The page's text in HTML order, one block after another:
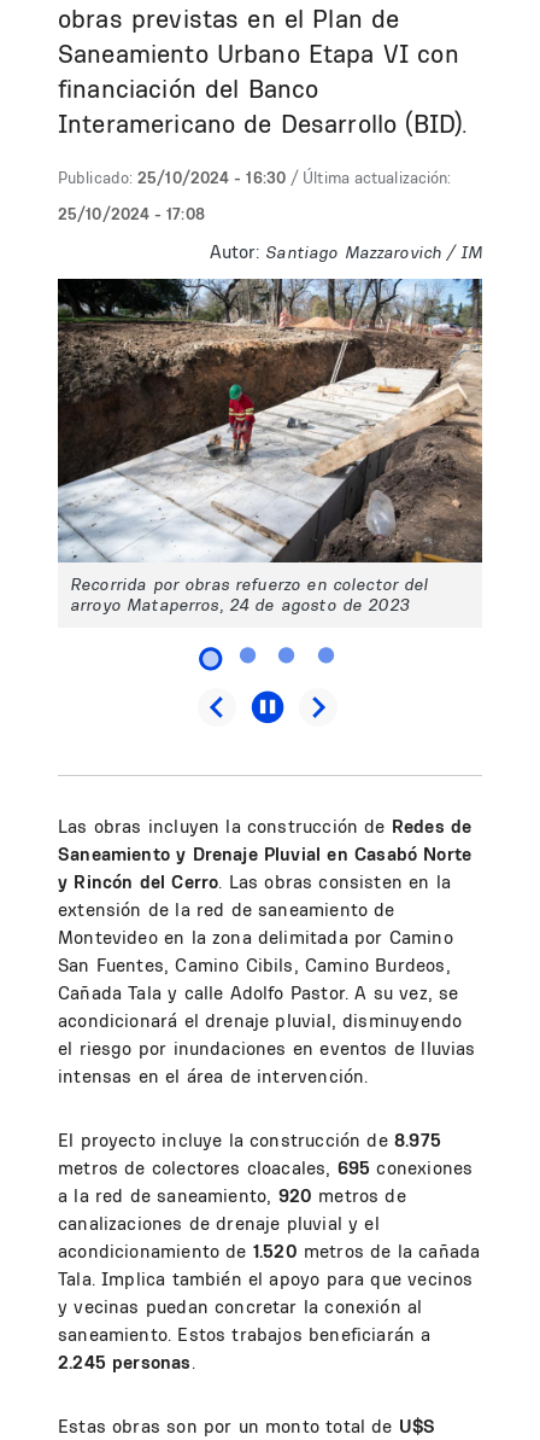
obras previstas en el Plan de
Saneamiento Urbano Etapa VI con
financiación del Banco
Interamericano de Desarrollo (BID).
Publicado: 25/10/2024 - 16:30 / Última actualización:
25/10/2024 - 17:08
Autor: Santiago Mazzarovich / IM
Recorrida por obras refuerzo en colector del
arroyo Mataperros, 24 de agosto de 2023
Las obras incluyen la construcción de Redes de
Saneamiento y Drenaje Pluvial en Casabó Norte
y Rincón del Cerro. Las obras consisten en la
extensión de la red de saneamiento de
Montevideo en la zona delimitada por Camino
San Fuentes, Camino Cibils, Camino Burdeos,
Cañada Tala y calle Adolfo Pastor. A su vez, se
acondicionará el drenaje pluvial, disminuyendo
el riesgo por inundaciones en eventos de lluvias
intensas en el área de intervención.
El proyecto incluye la construcción de8.975
metros de colectores cloacales, 695 conexiones
a la red de saneamiento, 920 metros de
canalizaciones de drenaje pluvial y el
acondicionamiento de 1.520 metros de la cañada
Tala. Implica también el apoyo para que vecinos
y vecinas puedan concretar la conexión al
saneamiento. Estos trabajos beneficiarán a
2.245 personas.
Estas obras son por un monto total de U$S